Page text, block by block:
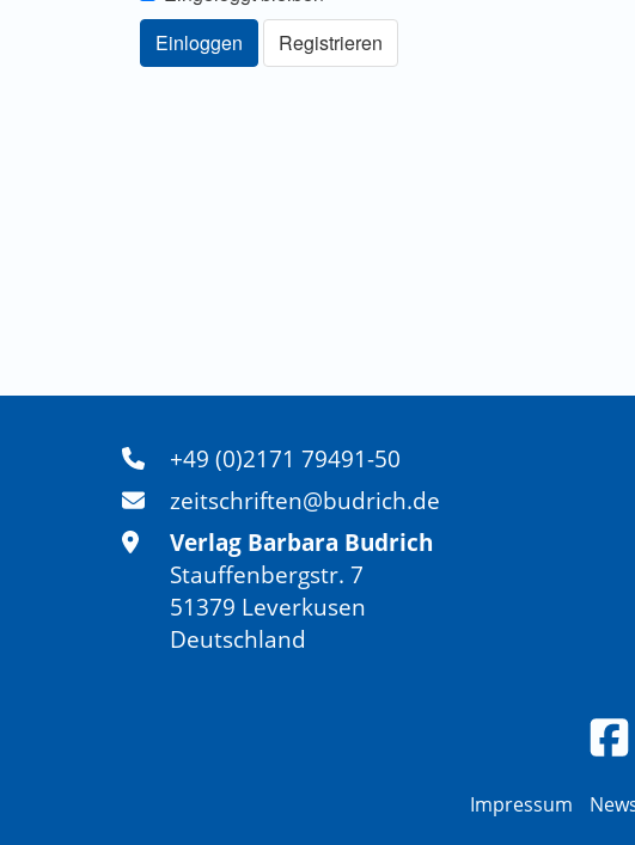
Einloggen
Registrieren
+49 (0)2171 79491-50
zeitschriften@budrich.de
Verlag Barbara Budrich
Stauffenbergstr. 7
51379 Leverkusen
Deutschland
Impressum